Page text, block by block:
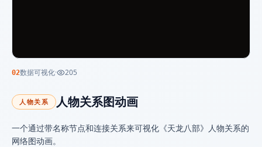
02数据可视化· 205
人物关系 人物关系图动画
一个通过带名称节点和连接关系来可视化《天龙八部》人物关系的
网络图动画。